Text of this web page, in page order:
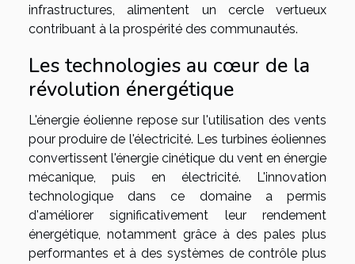
infrastructures, alimentent un cercle vertueux
contribuant à la prospérité des communautés.
Les technologies au cœur de la
révolution énergétique
L'énergie éolienne repose sur l'utilisation des vents
pour produire de l'électricité. Les turbines éoliennes
convertissent l'énergie cinétique du vent en énergie
mécanique, puis en électricité. L'innovation
technologique dans ce domaine a permis
d'améliorer significativement leur rendement
énergétique, notamment grâce à des pales plus
performantes et à des systèmes de contrôle plus